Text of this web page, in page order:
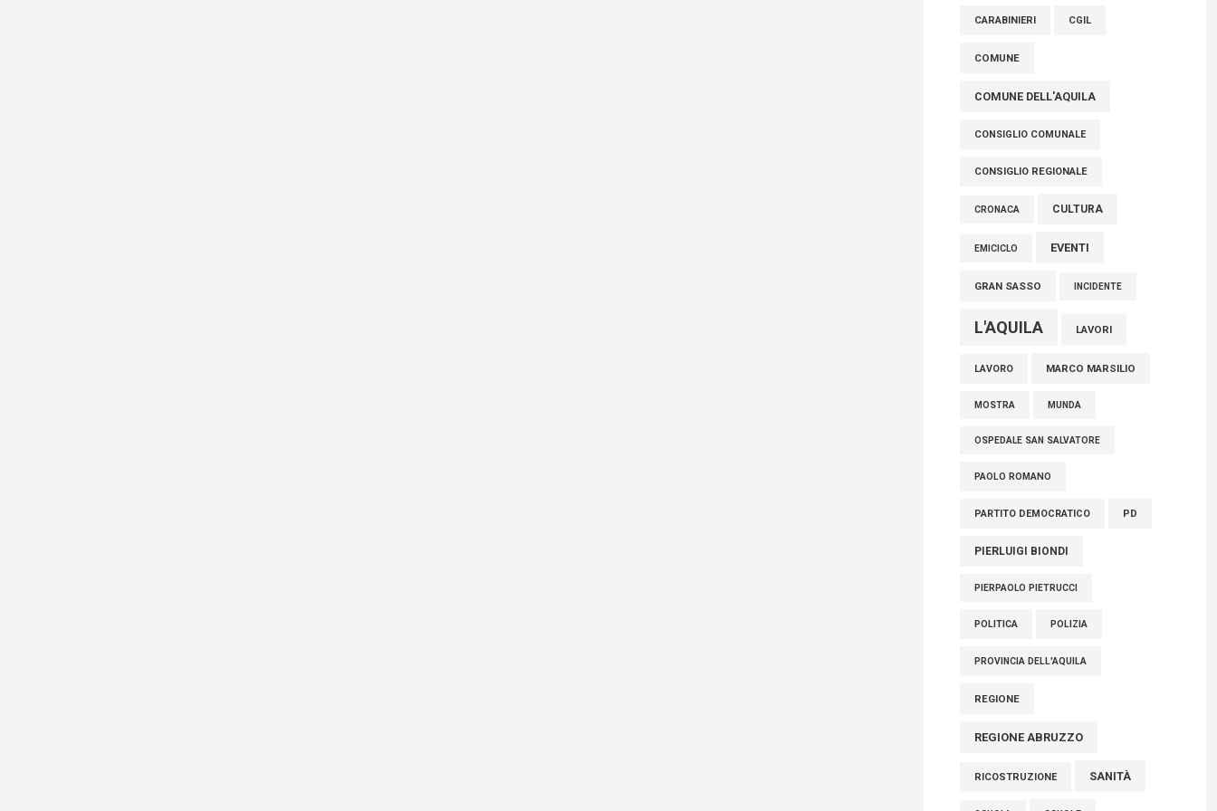
tra cui molti abruzzesi"
06 Agosto 2026
CARABINIERI CGIL
COMUNE
COMUNE DELL'AQUILA
CONSIGLIO COMUNALE
CONSIGLIO REGIONALE
CRONACA CULTURA
EMICICLO EVENTI
GRAN SASSO INCIDENTE
L'AQUILA LAVORI
LAVORO MARCO MARSILIO
MOSTRA MUNDA
OSPEDALE SAN SALVATORE
PAOLO ROMANO
PARTITO DEMOCRATICO PD
PIERLUIGI BIONDI
PIERPAOLO PIETRUCCI
POLITICA POLIZIA
PROVINCIA DELL'AQUILA
REGIONE
REGIONE ABRUZZO
RICOSTRUZIONE SANITÀ